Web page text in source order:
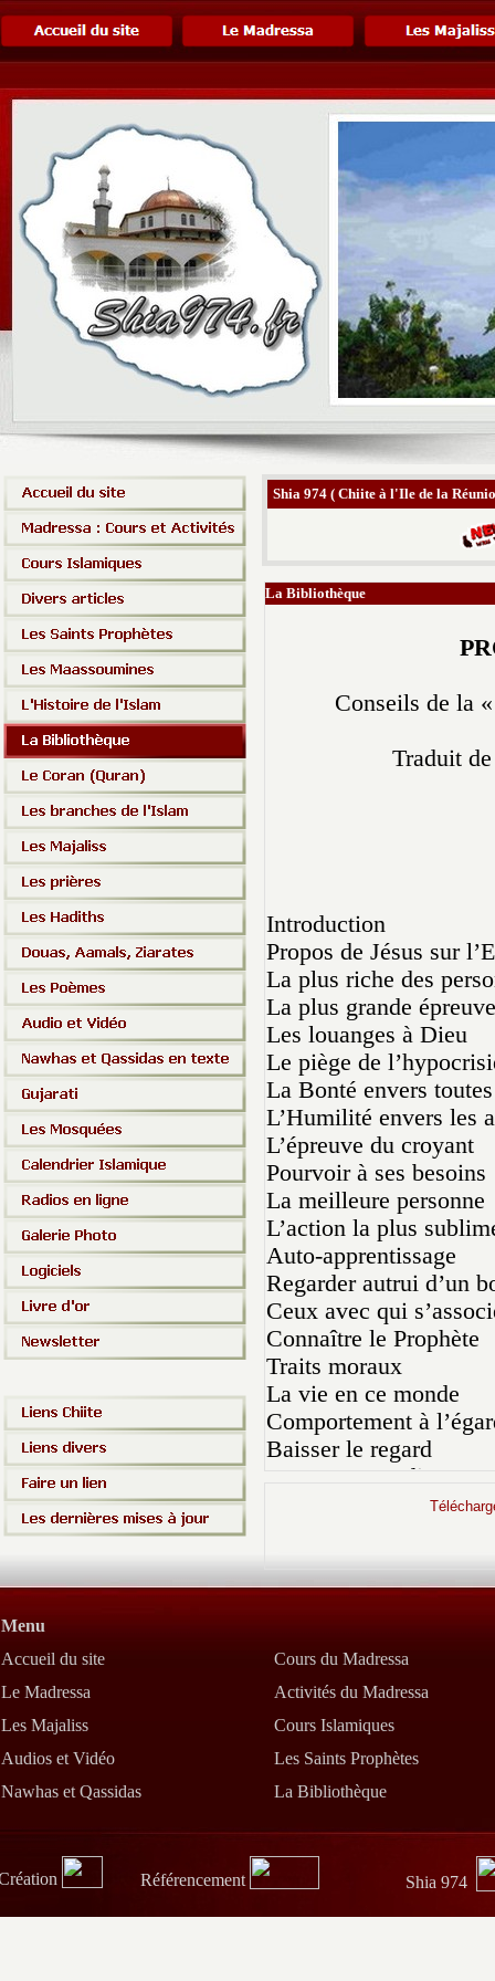
Shia 974 ( Chiite à l'Ile de la
La Bibliothèque
Conseils de la
Traduit
Introduction
Propos de Jésus sur
La plus riche des
La plus grande épreuve
Les louanges à Dieu
Le piège de
La Bonté envers
L’Humilité envers les
L’épreuve du croyant
Pourvoir à ses besoins
La meilleure personne
L’action la plus
Auto-apprentissage
Regarder autrui d’un
Ceux avec qui
Connaître le Prophète
Traits moraux
La vie en ce monde
Comportement à
Baisser le regard
Entrer au paradis
Une Prière de Jésus
Récompense divine
La vie aux morts
Jésus, fils de Marie,
Questions les plus
Sources de cette œuvre
Au Nom
« Je suis la brèche
Menu
Accueil du site
Cours du Madressa
Le Madressa
Activités du Madressa
Les Majaliss
Cours Islamiques
Audios et Vidéo
Les Saints Prophètes
Nawhas et Qassidas
La Bibliothèque
Référencement Shia 974